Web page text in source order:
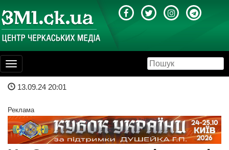
Toggle
navigation
13.09.24 20:01
Реклама